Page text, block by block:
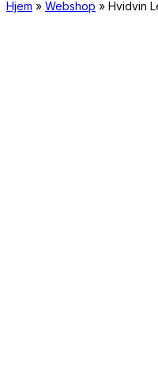
Hjem » Webshop » Hvidvin